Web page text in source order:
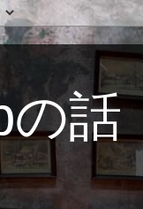
の話